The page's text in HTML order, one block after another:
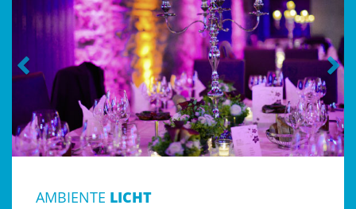
AMBIENTE LICHT